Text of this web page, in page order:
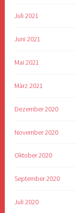
Juli 2021
Juni 2021
Mai 2021
März 2021
Dezember 2020
November 2020
Oktober 2020
September 2020
Juli 2020